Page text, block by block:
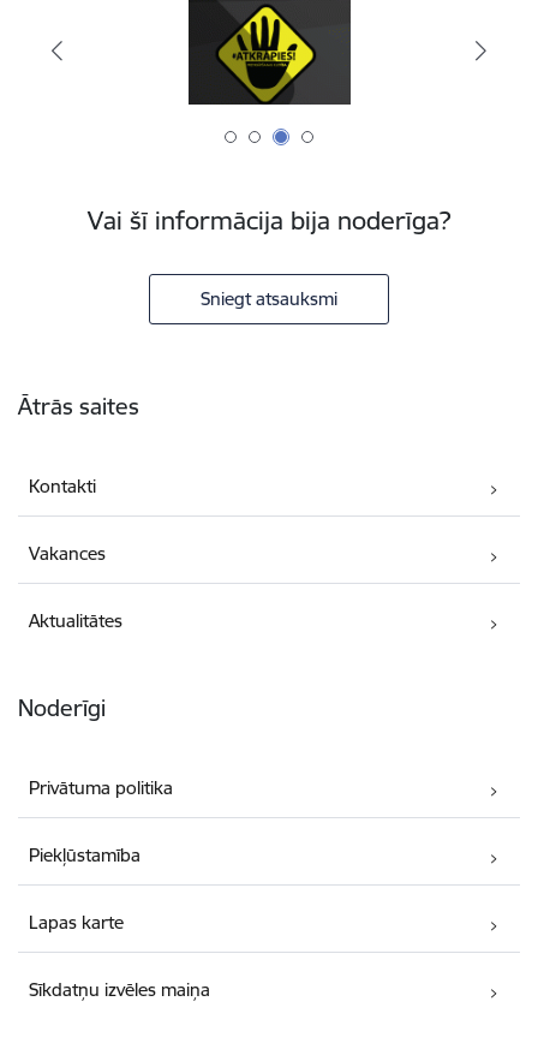
Vai šī informācija bija noderīga?
Sniegt atsauksmi
Ātrās saites
Kontakti
Vakances
Aktualitātes
Noderīgi
Privātuma politika
Piekļūstamība
Lapas karte
Sīkdatņu izvēles maiņa